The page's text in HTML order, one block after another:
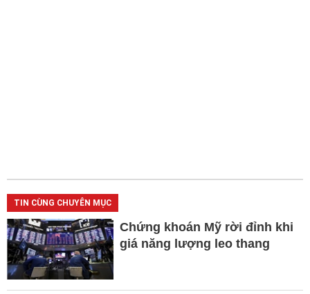
TIN CÙNG CHUYÊN MỤC
Chứng khoán Mỹ rời đỉnh khi
giá năng lượng leo thang